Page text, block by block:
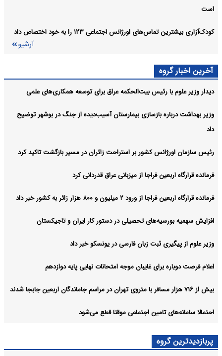
است
کودک‌آزاری بیشترین تماس‌های اورژانس اجتماعی ۱۲۳ را به خود اختصاص داد
آرشیو
آخرین اخبار گروه
دیدار وزیر علوم با رئیس بیت‌الحکمه عراق برای توسعه همکاری‌های علمی
وزیر بهداشت درباره بازسازی بیمارستان آسیب‌دیده از جنگ در بوشهر توضیح
داد
رئیس سازمان اورژانس کشور بر استراحت زائران در مسیر بازگشت تاکید کرد
فرمانده قرارگاه اربعین فراجا از میزبانی عراق قدردانی کرد
فرمانده قرارگاه اربعین فراجا از ورود ۲ میلیون و ۸۰۰ هزار زائر به کشور خبر داد
افزایش سهمیه بورسیه‌های تحصیلی در دستور کار ایران و تاجیکستان
وزیر علوم از پیگیری ثبت زبان فارسی در یونسکو خبر داد
اعلام فرصت دوباره برای غایبان موجه امتحانات نهایی پایه دوازدهم
بیش از ۷۱۶ هزار مسافر با متروی تهران در مراسم جاماندگان اربعین جابجا شدند
احتمالا سامانه‌های تامین اجتماعی موقتا قطع می‌شود
پربازدیدترین گروه